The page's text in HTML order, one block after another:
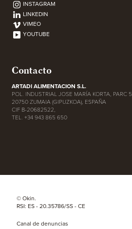
INSTAGRAM
LINKEDIN
VIMEO
YOUTUBE
Contacto
ARTADI ALIMENTACION S.L.
POL. INDUSTRIAL JOSE MARÍA KORTA, PARC 5,
20750 ZUMAIA (GIPUZKOA), ESPAÑA
CIF B-20682522,
TEL. +34 943 865 650
© Okin.
RSI: ES - 20.35786/SS - CE
Canal de denuncias